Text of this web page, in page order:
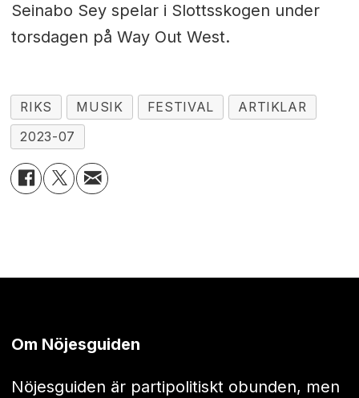
Seinabo Sey spelar i Slottsskogen under
torsdagen på Way Out West.
RIKS MUSIK FESTIVAL
ARTIKLAR
2023-07
Om Nöjesguiden
Nöjesguiden är partipolitiskt obunden, men